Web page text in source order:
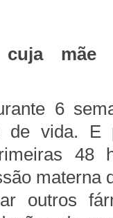
cuja
6
de vida.
48
materna
outros